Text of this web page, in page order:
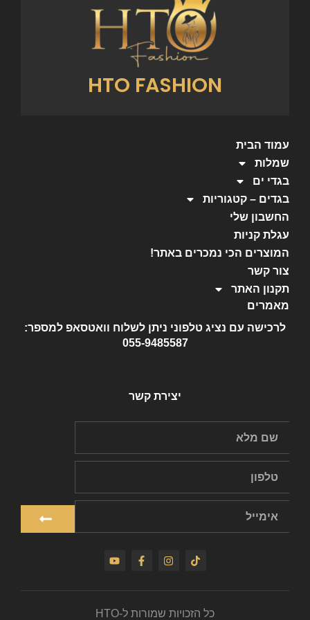
HTO FASHION
עמוד הבית
שמלות
בגדי ים
בגדים – קטגוריות
החשבון שלי
עגלת קניות
המוצרים הכי נמכרים באתר!
צור קשר
תקנון האתר
מאמרים
לרכישה עם נציג טלפוני ניתן לשלוח וואטסאפ למספר:
055-9485587
יצירת קשר
כל הזכויות שמורות ל-HTO